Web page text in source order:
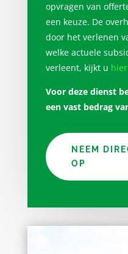
opvragen van
een keuze. De
door het verlenen
welke actuele
verleent, kijkt u hier
Voor deze dienst
een vast bedrag
NEEM
OP